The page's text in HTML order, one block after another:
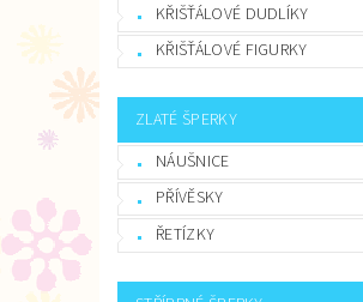
KŘIŠŤÁLOVÉ DUDLÍKY
KŘIŠŤÁLOVÉ FIGURKY
ZLATÉ ŠPERKY
NÁUŠNICE
PŘÍVĚSKY
ŘETÍZKY